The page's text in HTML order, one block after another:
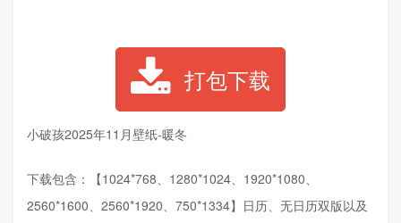
打包下载
小破孩2025年11月壁纸-暖冬
下载包含：【1024*768、1280*1024、1920*1080、
2560*1600、2560*1920、750*1334】日历、无日历双版以及